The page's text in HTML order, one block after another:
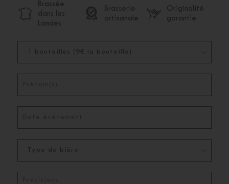
Brassée
dans les
Landes
Brasserie
artisanale
Originalité
garantie